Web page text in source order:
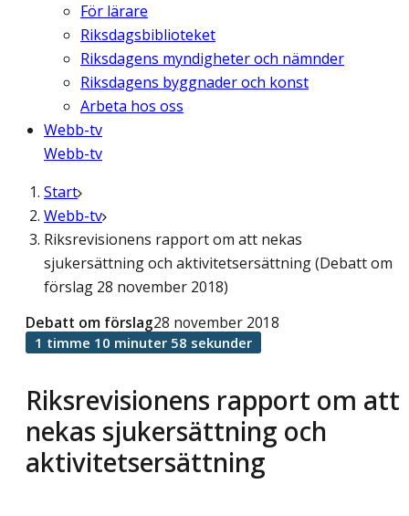
För lärare
Riksdagsbiblioteket
Riksdagens myndigheter och nämnder
Riksdagens byggnader och konst
Arbeta hos oss
Webb-tv
Webb-tv
Start
Webb-tv
Riksrevisionens rapport om att nekas
sjukersättning och aktivitetsersättning (Debatt om
förslag 28 november 2018)
Riksrevisionens rapport om att
nekas sjukersättning och
aktivitetsersättning
Debatt om förslag28 november 2018
1 timme 10 minuter 58 sekunder